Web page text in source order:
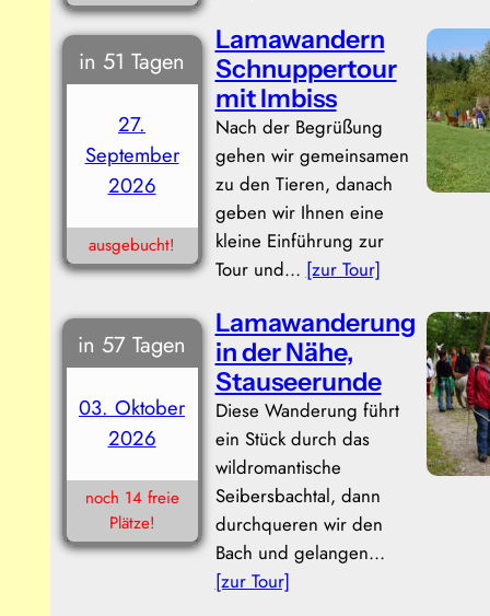
in 51 Tagen
27.
September
2026
ausgebucht!
Lamawandern
Schnuppertour
mit Imbiss
Nach der Begrüßung
gehen wir gemeinsamen
zu den Tieren, danach
geben wir Ihnen eine
kleine Einführung zur
Tour und… [zur Tour]
in 57 Tagen
03. Oktober
2026
noch 14 freie
Plätze!
Lamawanderung
in der Nähe,
Stauseerunde
Diese Wanderung führt
ein Stück durch das
wildromantische
Seibersbachtal, dann
durchqueren wir den
Bach und gelangen…
[zur Tour]